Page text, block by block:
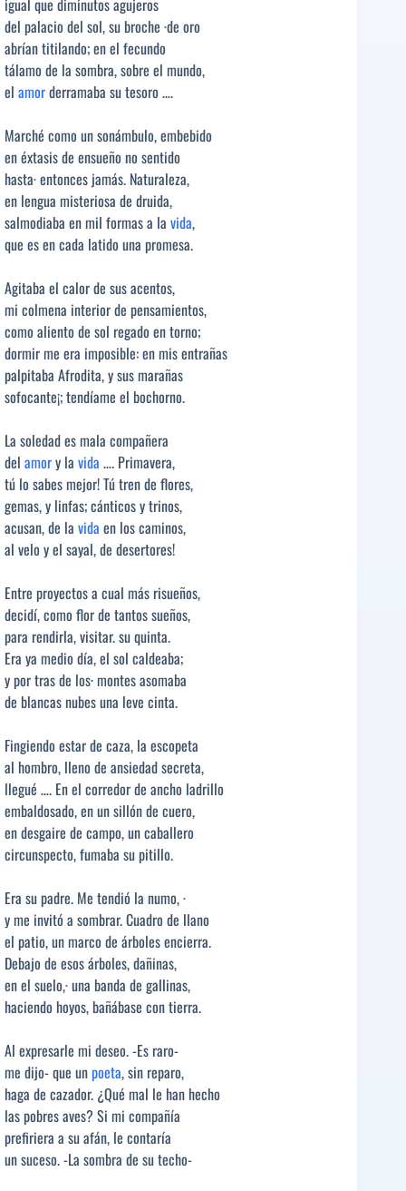
igual que diminutos agujeros
del palacio del sol, su broche ·de oro
abrían titilando; en el fecundo
tálamo de la sombra, sobre el mundo,
el amorderramaba su tesoro ….
Marché como un sonámbulo, embebido
en éxtasis de ensueño no sentido
hasta· entonces jamás. Naturaleza,
en lengua misteriosa de druida,
salmodiaba en mil formas a la vida,
que es en cada latido una promesa.
Agitaba el calor de sus acentos,
mi colmena interior de pensamientos,
como aliento de sol regado en torno;
dormir me era imposible: en mis entrañas
palpitaba Afrodita, y sus marañas
sofocante¡; tendíame el bochorno.
La soledad es mala compañera
del amory la vida …. Primavera,
tú lo sabes mejor! Tú tren de flores,
gemas, y linfas; cánticos y trinos,
acusan, de la vida en los caminos,
al velo y el sayal, de desertores!
Entre proyectos a cual más risueños,
decidí, como flor de tantos sueños,
para rendirla, visitar. su quinta.
Era ya medio día, el sol caldeaba;
y por tras de los· montes asomaba
de blancas nubes una leve cinta.
Fingiendo estar de caza, la escopeta
al hombro, lleno de ansiedad secreta,
llegué …. En el corredor de ancho ladrillo
embaldosado, en un sillón de cuero,
en desgaire de campo, un caballero
circunspecto, fumaba su pitillo.
Era su padre. Me tendió la numo, ·
y me invitó a sombrar. Cuadro de llano
el patio, un marco de árboles encierra.
Debajo de esos árboles, dañinas,
en el suelo,· una banda de gallinas,
haciendo hoyos, bañábase con tierra.
Al expresarle mi deseo. -Es raro-
me dijo- que unpoeta, sin reparo,
haga de cazador. ¿Qué mal le han hecho
las pobres aves? Si mi compañía
prefiriera a su afán, le contaría
un suceso. -La sombra de su techo-